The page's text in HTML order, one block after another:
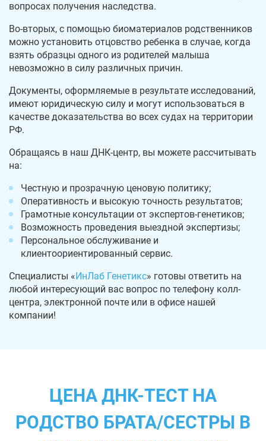
вопросах получения наследства.
Во-вторых, с помощью биоматериалов родственников
можно установить отцовство ребенка в случае, когда
взять образцы одного из родителей малыша
невозможно в силу различных причин.
Документы, оформляемые в результате исследований,
имеют юридическую силу и могут использоваться в
качестве доказательства во всех судах на территории
РФ.
Обращаясь в наш ДНК-центр, вы можете рассчитывать
на:
Честную и прозрачную ценовую политику;
Оперативность и высокую точность результатов;
Грамотные консультации от экспертов-генетиков;
Возможность проведения выездной экспертизы;
Персональное обслуживание и
клиентоориентированный сервис.
Специалисты « ИнЛаб Генетикс» готовы ответить на
любой интересующий вас вопрос по телефону колл-
центра, электронной почте или в офисе нашей
компании!
ЦЕНА ДНК-ТЕСТ НА
РОДСТВО БРАТА/СЕСТРЫ В